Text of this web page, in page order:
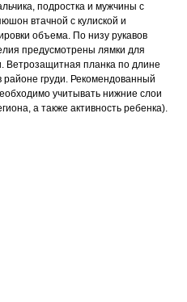
подростка и мужчины с
втачной с кулиской и
объема. По низу рукавов
предусмотрены лямки для
Ветрозащитная планка по длине
груди. Рекомендованный
учитывать нижние слои
а также активность ребенка).